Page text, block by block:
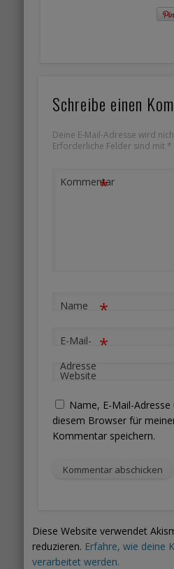
Schreibe einen
Deine E-Mail-Adresse wird
Erforderliche Felder sind mit *
Kommentar
*
Name *
E-Mail-
Adresse
*
Website
Name, E-Mail-
diesem Browser für
Kommentar speichern.
Diese Website verwendet
reduzieren. Erfahre, wie deine
verarbeitet werden.